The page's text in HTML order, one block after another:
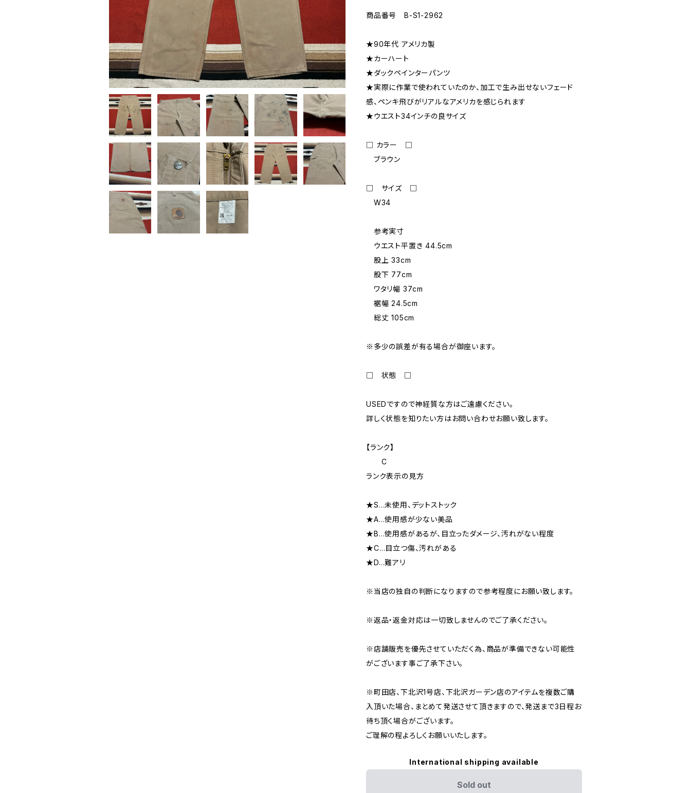
商品番号 B-S1-2962
★90年代 アメリカ製
★カーハート
★ダックペインターパンツ
★実際に作業で使われていたのか、加工で生み出せないフェード
感、ペンキ飛びがリアルなアメリカを感じられます
★ウエスト34インチの良サイズ
□ カラー □
ブラウン
□ サイズ □
W34
参考実寸
ウエスト平置き 44.5cm
股上 33cm
股下 77cm
ワタリ幅 37cm
裾幅 24.5cm
総丈 105cm
※多少の誤差が有る場合が御座います。
□ 状態 □
USEDですので神経質な方はご遠慮ください。
詳しく状態を知りたい方はお問い合わせお願い致します。
【ランク】
C
ランク表示の見方
★S…未使用、デットストック
★A…使用感が少ない美品
★B…使用感があるが、目立ったダメージ、汚れがない程度
★C…目立つ傷、汚れがある
★D…難アリ
※当店の独自の判断になりますので参考程度にお願い致します。
※返品・返金対応は一切致しませんのでご了承ください。
※店舗販売を優先させていただく為、商品が準備できない可能性
がございます事ご了承下さい。
※町田店、下北沢1号店、下北沢ガーデン店のアイテムを複数ご購
入頂いた場合、まとめて発送させて頂きますので、発送まで3日程お
待ち頂く場合がございます。
ご理解の程よろしくお願いいたします。
International shipping available
Sold out